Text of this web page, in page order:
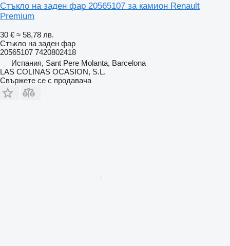
Стъкло на заден фар 20565107 за камион Renault
Premium
30 € ≈ 58,78 лв.
Стъкло на заден фар
20565107 7420802418
Испания, Sant Pere Molanta, Barcelona
LAS COLINAS OCASION, S.L.
Свържете се с продавача